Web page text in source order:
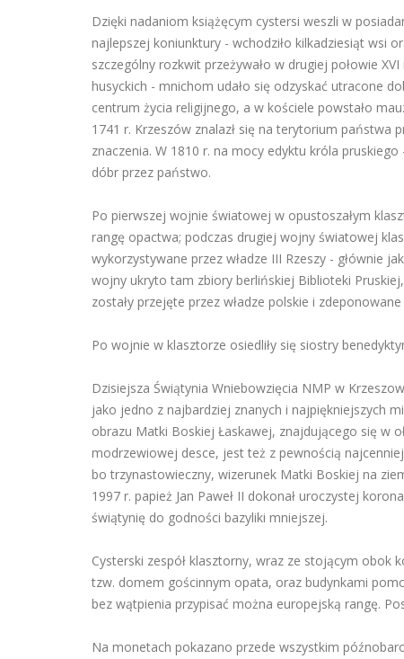
Dzięki nadaniom książęcym cystersi weszli w
najlepszej koniunktury - wchodziło kilkadziesiąt wsi
szczególny rozkwit przeżywało w drugiej połowie
husyckich - mnichom udało się odzyskać utracone
centrum życia religijnego, a w kościele powstało
1741 r. Krzeszów znalazł się na terytorium państwa
znaczenia. W 1810 r. na mocy edyktu króla
dóbr przez państwo.
Po pierwszej wojnie światowej w opustoszałym
rangę opactwa; podczas drugiej wojny światowej
wykorzystywane przez władze III Rzeszy - głównie
wojny ukryto tam zbiory berlińskiej Biblioteki
zostały przejęte przez władze polskie i
Po wojnie w klasztorze osiedliły się siostry
Dzisiejsza Świątynia Wniebowzięcia NMP w
jako jedno z najbardziej znanych i najpiękniejszych
obrazu Matki Boskiej Łaskawej, znajdującego się w
modrzewiowej desce, jest też z pewnością
bo trzynastowieczny, wizerunek Matki Boskiej na
1997 r. papież Jan Paweł II dokonał uroczystej
świątynię do godności bazyliki mniejszej.
Cysterski zespół klasztorny, wraz ze stojącym obok
tzw. domem gościnnym opata, oraz budynkami
bez wątpienia przypisać można europejską rangę.
Na monetach pokazano przede wszystkim